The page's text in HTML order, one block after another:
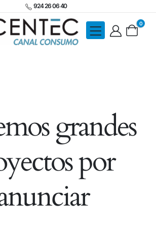
924 26 06 40
0
grandes
por